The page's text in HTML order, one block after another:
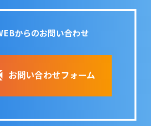
からのお問い合わせ
お問い合わせフォーム